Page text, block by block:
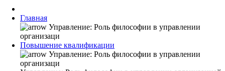
Главная
Повышение квалификации